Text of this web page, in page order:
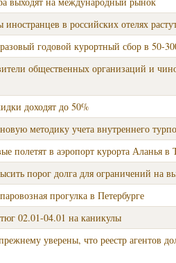
в российских отелях
годовой курортный сбор в 50-
общественных организаций и
доходят до 50%
методику учета внутреннего
полетят в аэропорт курорта Аланья в
порог долга для ограничений на
прогулка в Петербурге
02.01-04.01 на каникулы
уверены, что реестр агентов